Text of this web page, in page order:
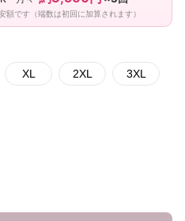
額です（端数は初回に加算されます）
XL 2XL 3XL